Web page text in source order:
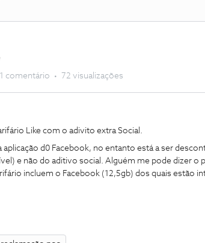
1 comentário 72 visualizações
Like com o adivito extra Social.
aplicação d0 Facebook, no entanto está a ser
e não do aditivo social. Alguém me pode dizer o
incluem o Facebook (12,5gb) dos quais estão